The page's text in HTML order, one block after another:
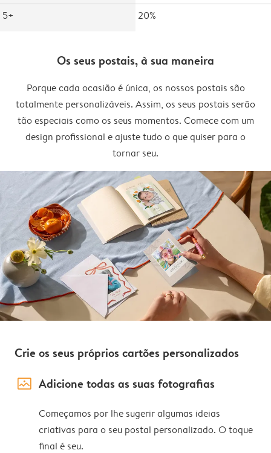
5+
20%
Os seus postais, à sua maneira
Porque cada ocasião é única, os nossos postais são
totalmente personalizáveis. Assim, os seus postais serão
tão especiais como os seus momentos. Comece com um
design profissional e ajuste tudo o que quiser para o
tornar seu.
Crie os seus próprios cartões personalizados
image_placeholder Adicione todas as suas fotografias
Começamos por lhe sugerir algumas ideias
criativas para o seu postal personalizado. O toque
final é seu.